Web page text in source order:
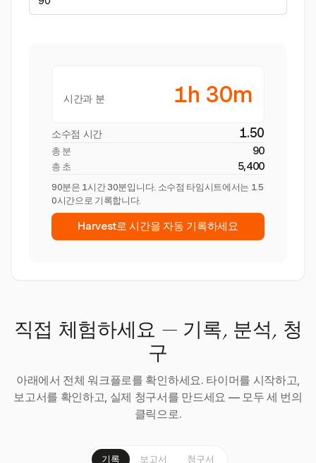
시간과 분 1h 30m
소수점 시간 1.50
총 분 90
총 초 5,400
90분은 1시간 30분입니다. 소수점 타임시트에서는 1.5
0시간으로 기록합니다.
Harvest로 시간을 자동 기록하세요
직접 체험하세요 — 기록, 분석, 청
구
아래에서 전체 워크플로를 확인하세요. 타이머를 시작하고,
보고서를 확인하고, 실제 청구서를 만드세요 — 모두 세 번의
클릭으로.
기록 보고서 청구서